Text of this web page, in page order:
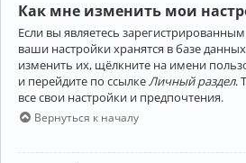
Как мне изменить мои
Если вы являетесь
ваши настройки хранятся в базе
изменить их, щёлкните на имени
и перейдите по ссылке Личный раздел.
все свои настройки и предпочтения.
Вернуться к началу